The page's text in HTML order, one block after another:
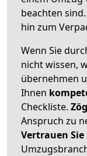
beachten sind.
hin zum
Wenn Sie
nicht wissen,
übernehmen
Ihnen
Checkliste.
Anspruch zu
Vertrauen